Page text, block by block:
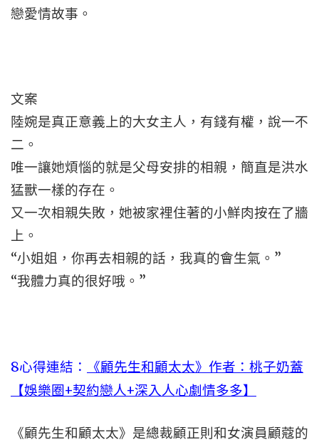
戀愛情故事。
文案
陸婉是真正意義上的大女主人，有錢有權，說一不
二。
唯一讓她煩惱的就是父母安排的相親，簡直是洪水
猛獸一樣的存在。
又一次相親失敗，她被家裡住著的小鮮肉按在了牆
上。
“小姐姐，你再去相親的話，我真的會生氣。”
“我體力真的很好哦。”
8心得連結：
《顧先生和顧太太》作者：桃子奶蓋
【娛樂圈+契約戀人+深入人心劇情多多】
《顧先生和顧太太》是總裁顧正則和女演員顧蔻的